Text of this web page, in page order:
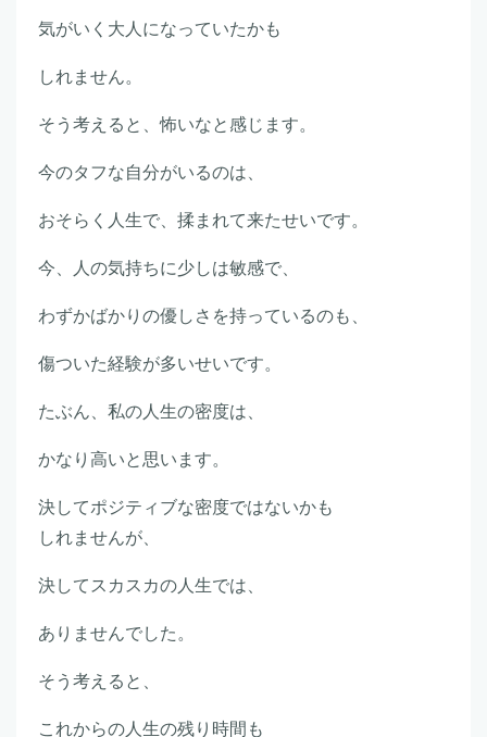
気がいく大人になっていたかも
しれません。
そう考えると、怖いなと感じます。
今のタフな自分がいるのは、
おそらく人生で、揉まれて来たせいです。
今、人の気持ちに少しは敏感で、
わずかばかりの優しさを持っているのも、
傷ついた経験が多いせいです。
たぶん、私の人生の密度は、
かなり高いと思います。
決してポジティブな密度ではないかも
しれませんが、
決してスカスカの人生では、
ありませんでした。
そう考えると、
これからの人生の残り時間も